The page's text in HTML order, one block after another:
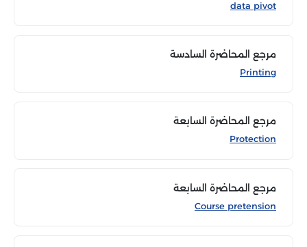
data pivot
مرجع المحاضرة السادسة
Printing
مرجع المحاضرة السابعة
Protection
مرجع المحاضرة السابعة
Course pretension